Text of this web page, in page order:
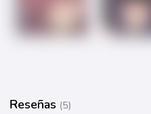
Reseñas (5)